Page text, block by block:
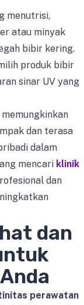
menutrisi,
atau minyak
bibir kering.
produk bibir
sinar UV yang
dan terasa
dalam
mencari klinik
dan
dan
perawatan